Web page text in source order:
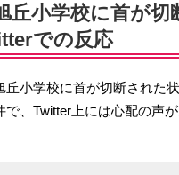
丘小学校に首が切
での反応
丘小学校に首が切断された
で、Twitter上には心配の声